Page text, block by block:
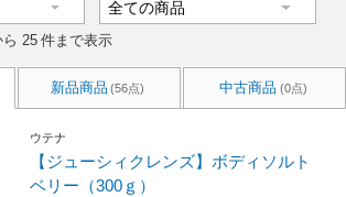
25 件まで表示
新品商品 (56点) 中古商品 (0点)
ウテナ
【ジューシィクレンズ】ボディソルト
ベリー（300ｇ）